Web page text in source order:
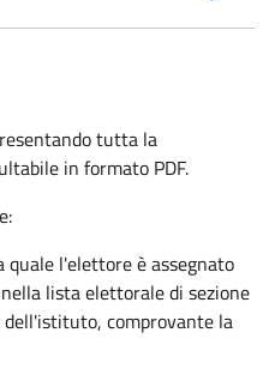
tutta la
in formato PDF.
quale l'elettore è assegnato
lista elettorale di sezione
comprovante la